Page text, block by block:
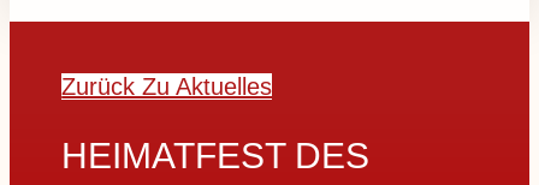
Zurück Zu Aktuelles
HEIMATFEST DES